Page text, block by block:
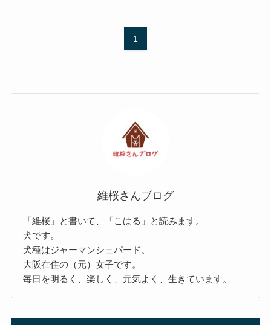
1
維桜さんブログ
「維桜」と書いて、「こはる」と読みます。
犬です。
犬種はジャーマンシェパード。
大阪在住の（元）女子です。
毎日を明るく、楽しく、元気よく、生きています。